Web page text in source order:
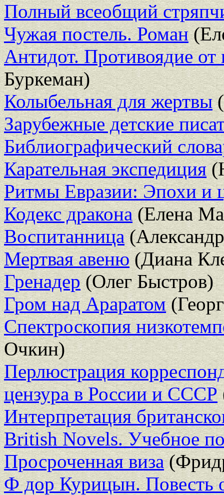
Полный всеобщий
Чужая постель. Роман
Антидот. Противоядие от
Буркеман)
Колыбельная для жертвы
Зарубежные детские
Библиографический
Карательная экспедиция
Ритмы Евразии: Эпохи и
Кодекс дракона(Елена
Воспитанница
Мертвая авеню(Диана
Гренадер(Олег Быстров)
Гром над Араратом
Спектроскопия
Очкин)
Перлюстрация
цензура в России и СССР
Интерпретация
British Novels. Учебное
Просроченная виза
Ф дор Курицын. Повесть